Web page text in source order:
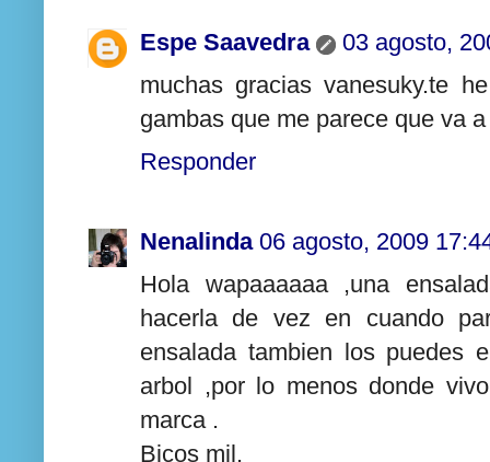
Espe Saavedra
03 agosto,
muchas gracias vanesuky.te
gambas que me parece que va
Responder
Nenalinda 06 agosto, 2009
Hola wapaaaaaa ,una
hacerla de vez en cuando
ensalada tambien los puedes
arbol ,por lo menos donde
marca .
Bicos mil.